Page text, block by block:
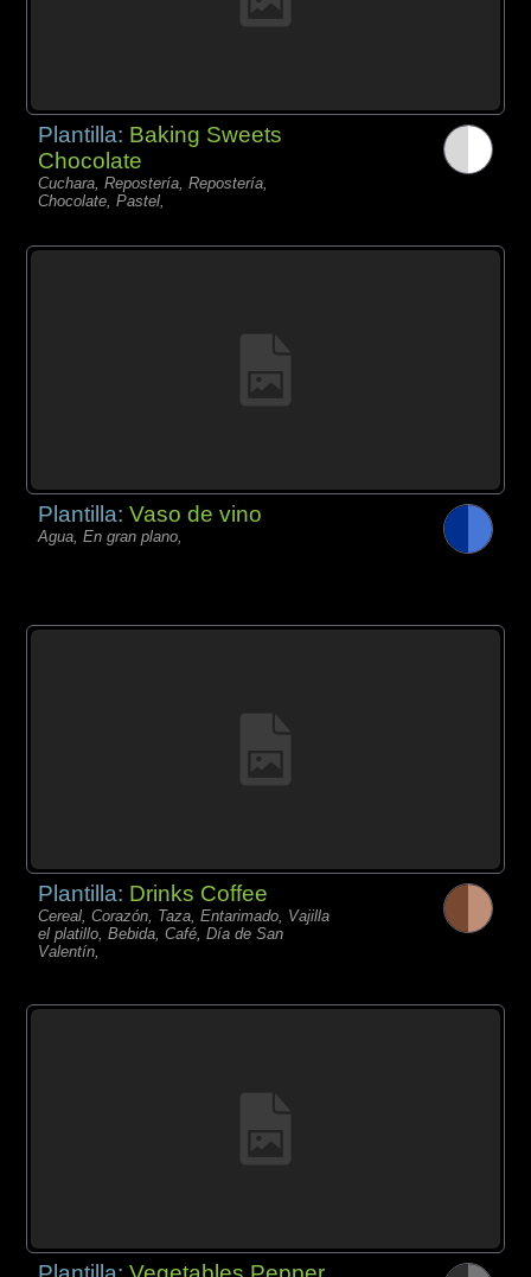
Plantilla: Baking Sweets
Chocolate
Cuchara, Repostería, Repostería,
Chocolate, Pastel,
Plantilla:Vaso de vino
Agua, En gran plano,
Plantilla: Drinks Coffee
Cereal, Corazón, Taza, Entarimado, Vajilla
el platillo, Bebida, Café, Día de San
Valentín,